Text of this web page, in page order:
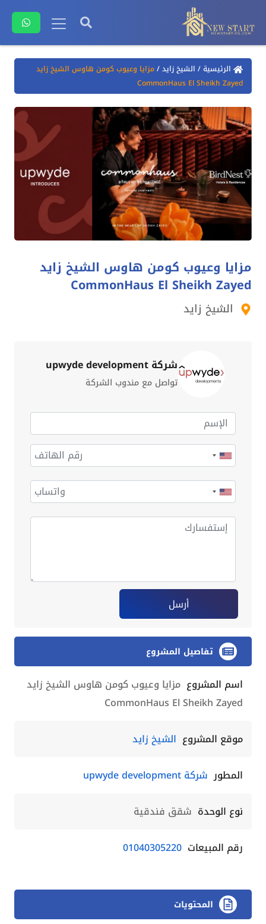
الرئيسية/ الشيخ زايد/مزايا وعيوب كومن هاوس الشيخ زايد
CommonHaus El Sheikh Zayed
مزايا وعيوب كومن هاوس الشيخ زايد
CommonHaus El Sheikh Zayed
الشيخ زايد
شركة upwyde development
تواصل مع مندوب الشركة
أرسل
تفاصيل المشروع
اسم المشروع مزايا وعيوب كومن هاوس الشيخ زايد
CommonHaus El Sheikh Zayed
موقع المشروع الشيخ زايد
المطور شركة upwyde development
نوع الوحدة شقق فندقية
رقم المبيعات 01040305220
المحتويات